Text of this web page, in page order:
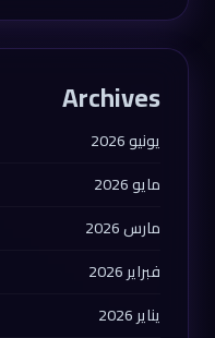
Archives
يونيو 2026
مايو 2026
مارس 2026
فبراير 2026
يناير 2026